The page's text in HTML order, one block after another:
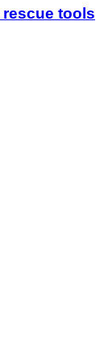
rescue tools